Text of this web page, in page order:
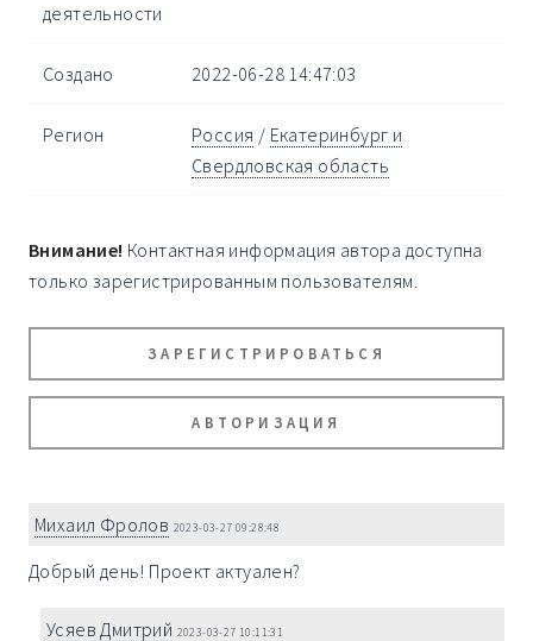
деятельности
Создано 2022-06-28 14:47:03
Регион Россия / Екатеринбург и
Свердловская область
Внимание! Контактная информация автора доступна
только зарегистрированным пользователям.
ЗАРЕГИСТРИРОВАТЬСЯ
АВТОРИЗАЦИЯ
Михаил Фролов 2023-03-27 09:28:48
Добрый день! Проект актуален?
Усяев Дмитрий 2023-03-27 10:11:31